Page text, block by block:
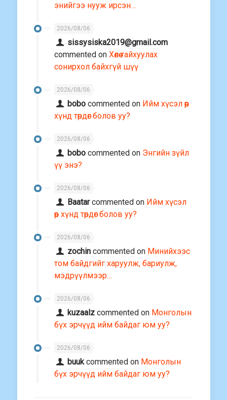
энийгээ нууж ирсэн…
2026/08/06
sissysiska2019@gmail.com
commented on Хөлөө гайхуулах
сонирхол байхгүй шүү
2026/08/06
bobo commented on Ийм хүсэл өөр
хүнд төрдөг болов уу?
2026/08/06
bobo commented on Энгийн зүйл
үү энэ?
2026/08/06
Baatarcommented on Ийм хүсэл
өөр хүнд төрдөг болов уу?
2026/08/06
zochin commented on Минийхээс
том байдгийг харуулж, бариулж,
мэдрүүлмээр…
2026/08/06
kuzaalz commented on Монголын
бүх эрчүүд ийм байдаг юм уу?
2026/08/06
buukcommented on Монголын
бүх эрчүүд ийм байдаг юм уу?